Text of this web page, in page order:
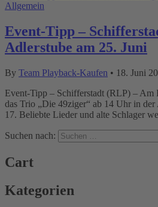
Allgemein
Event-Tipp –
Adlerstube am 25. Juni
By Team Playback-Kaufen • 18. Juni
Event-Tipp – Schifferstadt (RLP) – Am
das Trio „Die 49ziger“ ab 14 Uhr in
17. Beliebte Lieder und alte Schlager
Suchen nach:
Cart
Kategorien